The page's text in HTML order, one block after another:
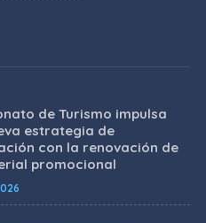
de Turismo impulsa
estrategia de
con la renovación de
promocional